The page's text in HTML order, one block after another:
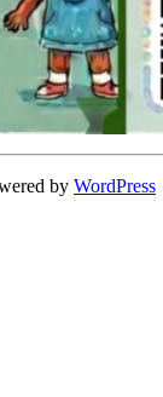
by WordPress